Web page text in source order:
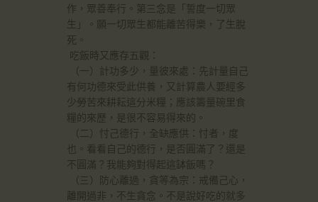
作，眾善奉行。第三念是「誓度一切眾
生」。願一切眾生都能離苦得樂，了生脫
死。
吃飯時又應存五觀：
（一）計功多少，量彼來處：先計量自己
有何功德來受此供養，又計算農人要經多
少勞苦來耕耘這分米糧；應該籌量碗里食
糧的來歷，是很不容易得來的。
（二）忖己德行，全缺應供：忖者，度
也。看看自己的德行，是否圓滿了？還是
不圓滿？我能夠對得起這缽飯嗎？
（三）防心離過，貪等為宗：戒備己心，
離開過非，不生貪念。不是說好吃的就多